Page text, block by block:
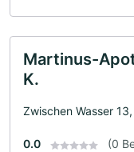
Martinus-
K.
Zwischen Wasser
0.0 (0